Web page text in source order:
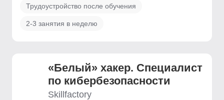
Трудоустройство после обучения
2-3 занятия в неделю
«Белый» хакер. Специалист
по кибербезопасности
Skillfactory